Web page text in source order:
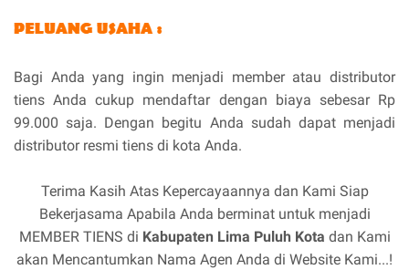
Bagi Anda yang ingin menjadi member atau distributor
tiens Anda cukup mendaftar dengan biaya sebesar Rp
99.000 saja. Dengan begitu Anda sudah dapat menjadi
distributor resmi tiens di kota Anda.
Terima Kasih Atas Kepercayaannya dan Kami Siap
Bekerjasama Apabila Anda berminat untuk menjadi
MEMBER TIENS di Kabupaten Lima Puluh Kota dan Kami
akan Mencantumkan Nama Agen Anda di Website Kami...!